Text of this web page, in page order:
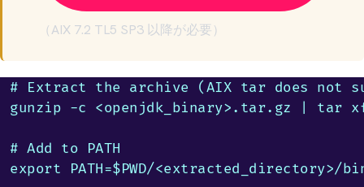
（AIX 7.2 TL5 SP3 以降が必要）
# Extract the archive (AIX tar does not
gunzip -c <openjdk_binary>.tar.gz | tar
# Add to PATH
export PATH=$PWD/<extracted_directory>/